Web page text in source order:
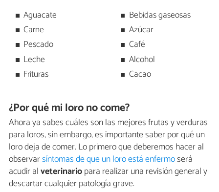
Aguacate
Carne
Pescado
Leche
Frituras
Bebidas gaseosas
Azúcar
Café
Alcohol
Cacao
¿Por qué mi loro no come?
Ahora ya sabes cuáles son las mejores frutas y verduras
para loros, sin embargo, es importante saber por qué un
loro deja de comer. Lo primero que deberemos hacer al
observarsíntomas de que un loro está enfermoserá
acudir alveterinariopara realizar una revisión general y
descartar cualquier patología grave.